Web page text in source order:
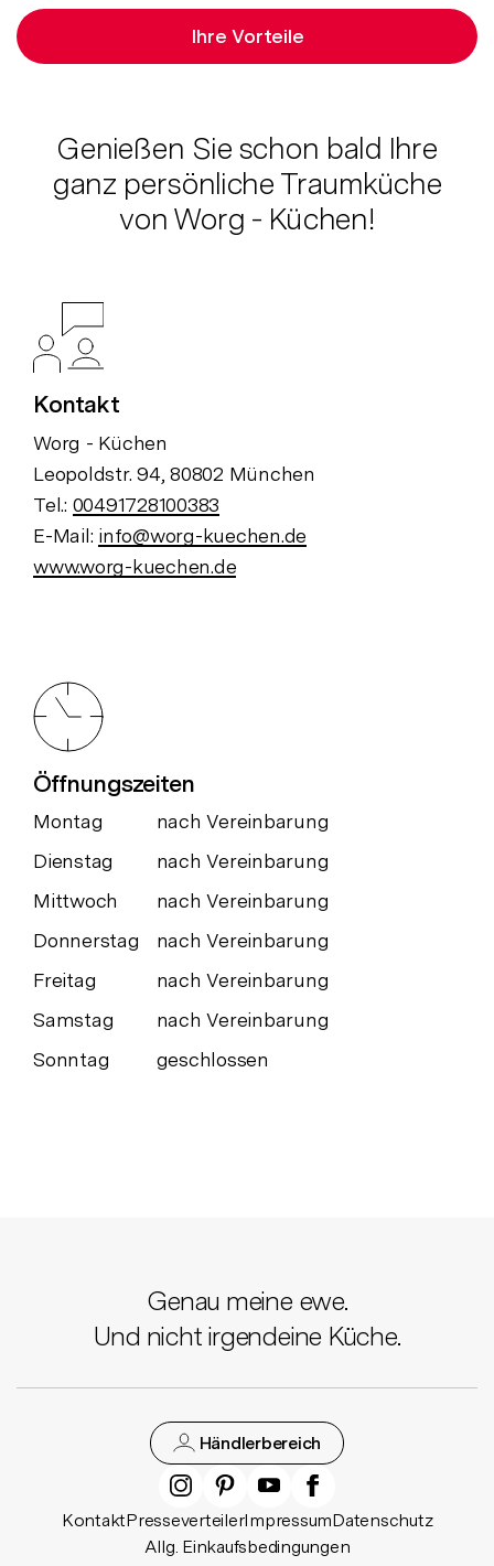
Ihre Vorteile
Genießen Sie schon bald Ihre
ganz persönliche Traumküche
von Worg - Küchen!
Kontakt
Worg - Küchen
Leopoldstr. 94, 80802 München
Tel.: 00491728100383
E-Mail: info@worg-kuechen.de
www.worg-kuechen.de
Öffnungszeiten
Montag
nach Vereinbarung
Dienstag
nach Vereinbarung
Mittwoch
nach Vereinbarung
Donnerstag
nach Vereinbarung
Freitag
nach Vereinbarung
Samstag
nach Vereinbarung
Sonntag
geschlossen
Genau meine ewe.
Und nicht irgendeine Küche.
Händlerbereich
KontaktPresseverteilerImpressumDatenschutz
Allg. Einkaufsbedingungen